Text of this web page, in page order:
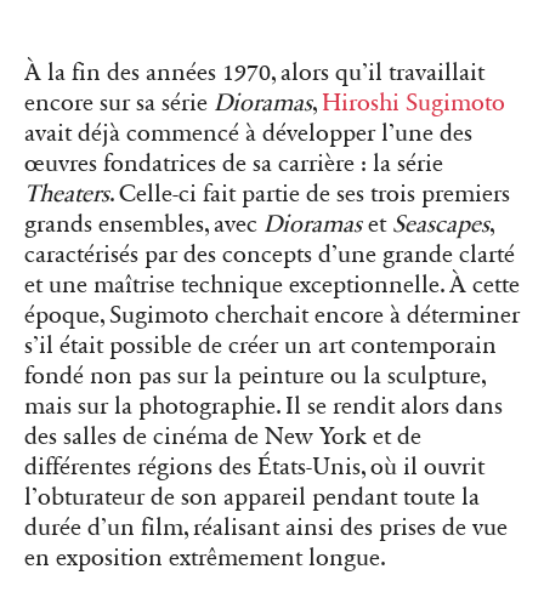
À la fin des années 1970, alors qu’il travaillait
encore sur sa série Dioramas, Hiroshi Sugimoto
avait déjà commencé à développer l’une des
œuvres fondatrices de sa carrière : la série
Theaters. Celle-ci fait partie de ses trois premiers
grands ensembles, avec Dioramaset Seascapes,
caractérisés par des concepts d’une grande clarté
et une maîtrise technique exceptionnelle. À cette
époque, Sugimoto cherchait encore à déterminer
s’il était possible de créer un art contemporain
fondé non pas sur la peinture ou la sculpture,
mais sur la photographie. Il se rendit alors dans
des salles de cinéma de New York et de
différentes régions des États-Unis, où il ouvrit
l’obturateur de son appareil pendant toute la
durée d’un film, réalisant ainsi des prises de vue
en exposition extrêmement longue.